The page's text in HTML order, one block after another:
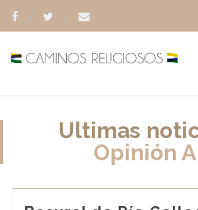
Ultimas
Opinión